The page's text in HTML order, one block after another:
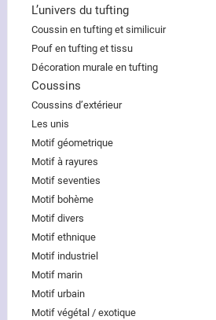
L’univers du tufting
Coussin en tufting et similicuir
Pouf en tufting et tissu
Décoration murale en tufting
Coussins
Coussins d’extérieur
Les unis
Motif géometrique
Motif à rayures
Motif seventies
Motif bohème
Motif divers
Motif ethnique
Motif industriel
Motif marin
Motif urbain
Motif végétal / exotique